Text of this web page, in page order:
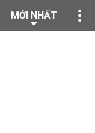
MỚI NHẤT